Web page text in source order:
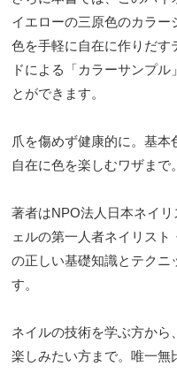
イエローの三原色のカラ
色を手軽に自在に作りだす
ドによる「カラーサンプ
とができます。
爪を傷めず健康的に。基
自在に色を楽しむワザまで。
著者はNPO法人日本ネイ
ェルの第一人者ネイリス
の正しい基礎知識とテクニ
す。
ネイルの技術を学ぶ方から
楽しみたい方まで。唯一無